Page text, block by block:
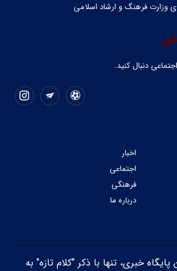
وزارت فرهنگ و ارشاد اسلامی
دنبال کنید.
اخبار
اجتماعی
فرهنگی
درباره ما
خبری، تنها با ذکر "کلام تازه" به